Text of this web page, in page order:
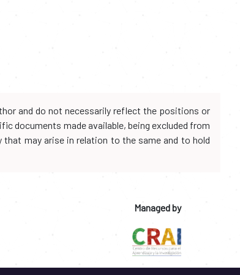
and do not necessarily reflect the positions or
documents made available, being excluded from
may arise in relation to the same and to hold
Managed by